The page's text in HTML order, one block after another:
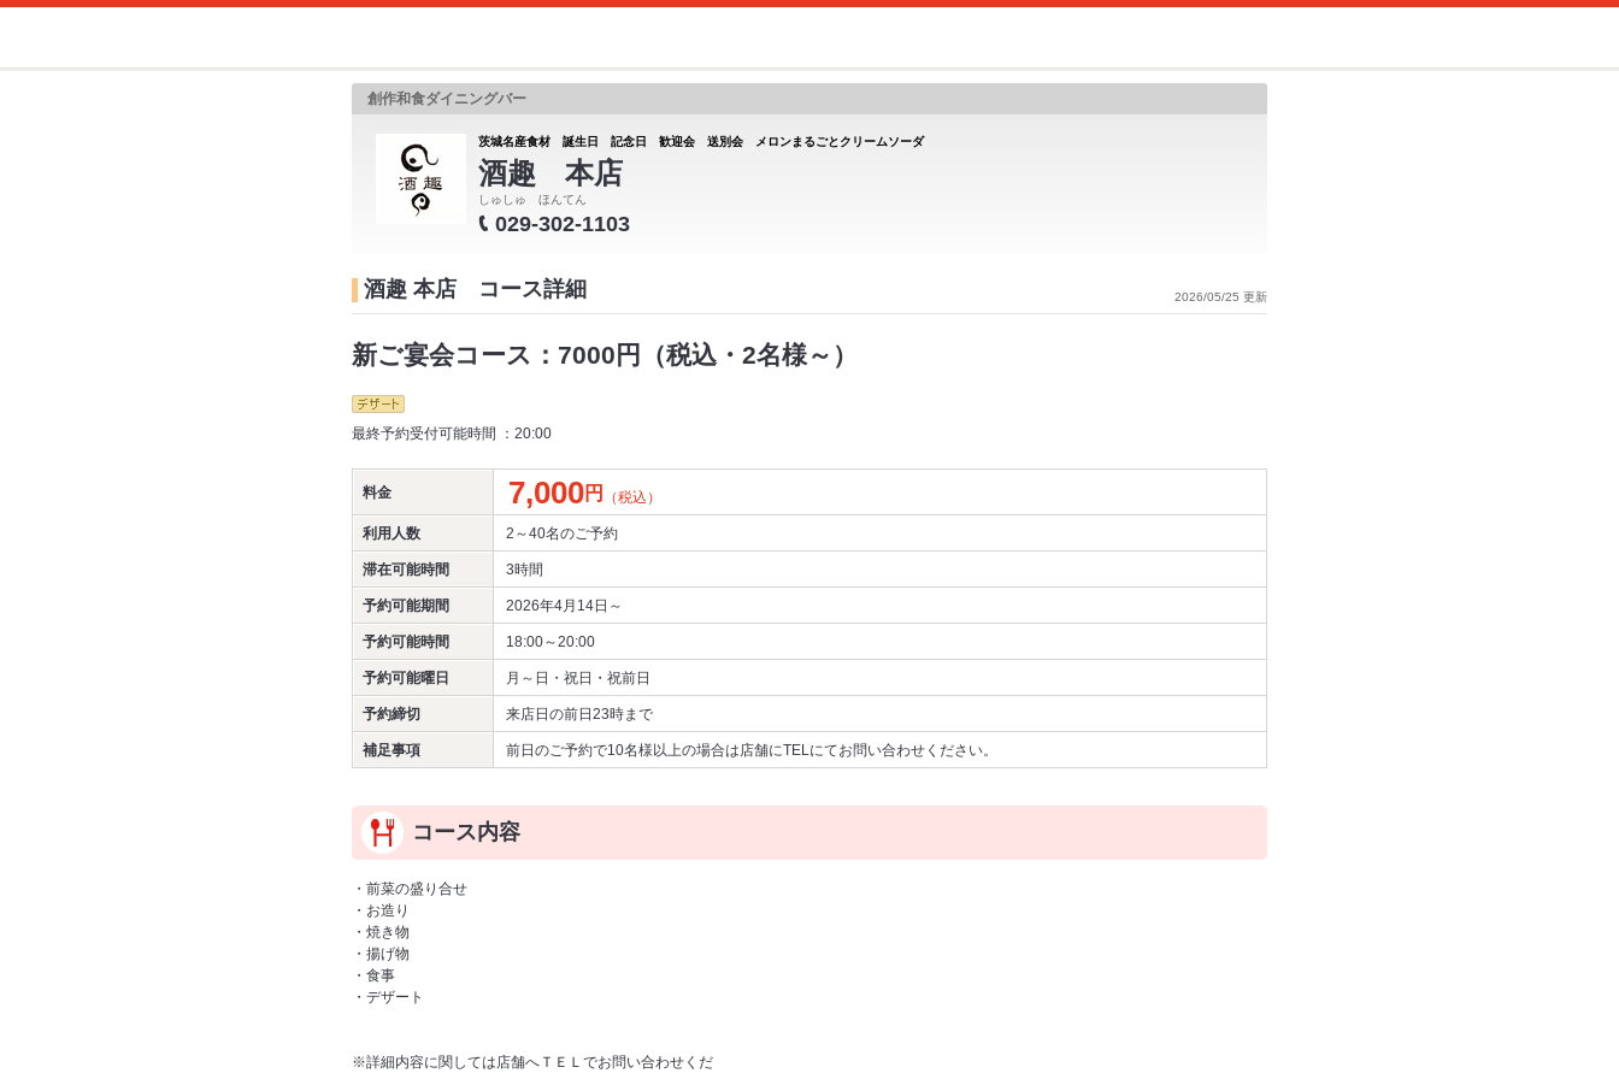
創作和食ダイニングバー
茨城名産食材 誕生日 記念日 歓迎会 送別会 メロンまるごとクリームソーダ
酒趣 本店
しゅしゅ ほんてん
029-302-1103
2026/05/25 更新
酒趣 本店 コース詳細
新ご宴会コース：7000円（税込・2名様～）
最終予約受付可能時間 ：20:00
料金 7,000円 （税込）
利用人数 2～40名のご予約
滞在可能時間 3時間
予約可能期間 2026年4月14日～
予約可能時間 18:00～20:00
予約可能曜日 月～日・祝日・祝前日
予約締切 来店日の前日23時まで
補足事項 前日のご予約で10名様以上の場合は店舗にTELにてお問い合わせください。
コース内容
・前菜の盛り合せ
・お造り
・焼き物
・揚げ物
・食事
・デザート
※詳細内容に関しては店舗へＴＥＬでお問い合わせくだ